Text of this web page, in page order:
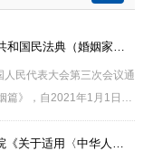
2021.01.01施行 《中华人民共和国民法典（婚姻家庭继承编）》
民代表大会第三次会议通
篇》，自2021年1月1日起
2021.01.01施行|最高人民法院《关于适用〈中华人民共和国民法典〉婚姻家庭编的解释（一）》